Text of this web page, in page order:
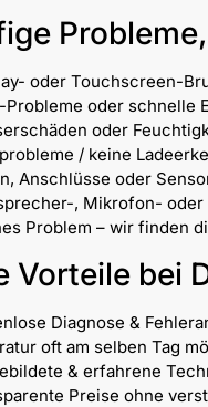
oder Touchscreen-
Probleme oder schnelle
oder
/ keine
Anschlüsse oder
, Mikrofon- oder
Problem – wir finden
Vorteile bei
Diagnose &
oft am selben Tag
& erfahrene
Preise ohne